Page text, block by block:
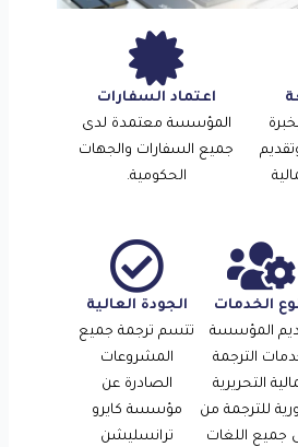
اعتماد السفارات
المؤسسة معتمدة لدى
جميع السفارات والجهات
الحكومية.
الخدمات
المؤسسة
الترجمة
التحريرية
للترجمة من
جميع اللغات
الجودة العالية
تتسم ترجمة جميع
المشروعات
الصادرة عن
مؤسسة كايرو
ترانسليشن